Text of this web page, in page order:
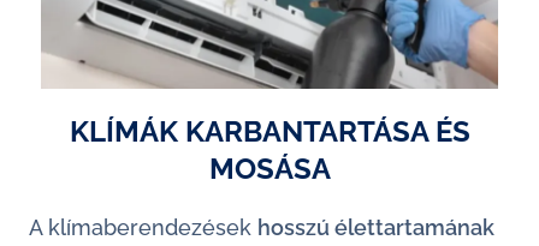
KLÍMÁK KARBANTARTÁSA ÉS
MOSÁSA
A klímaberendezések hosszú élettartamának